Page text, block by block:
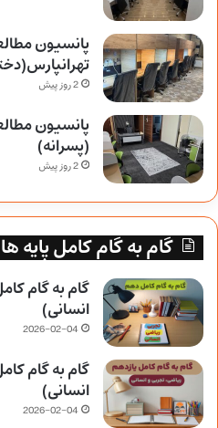
پانسیون
2 روز پیش
پانسیون
(پسرانه)
2 روز پیش
گام به گام کامل پایه ها
گام به گام
انسانی)
2026-02-04
گام به گام
انسانی)
2026-02-04